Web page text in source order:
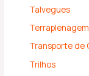
Talvegues
Terraplenagem
Transporte de
Trilhos